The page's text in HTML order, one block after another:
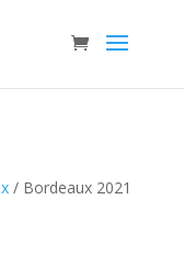
/ Bordeaux 2021